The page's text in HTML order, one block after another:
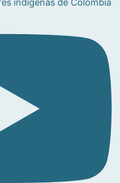
indígenas de Colombia